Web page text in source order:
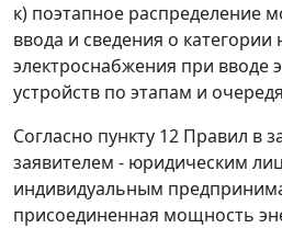
к) поэтапное распределение
ввода и сведения о категории
электроснабжения при
устройств по этапам и
Согласно пункту 12 Правил в
заявителем - юридическим
индивидуальным
присоединенная мощность